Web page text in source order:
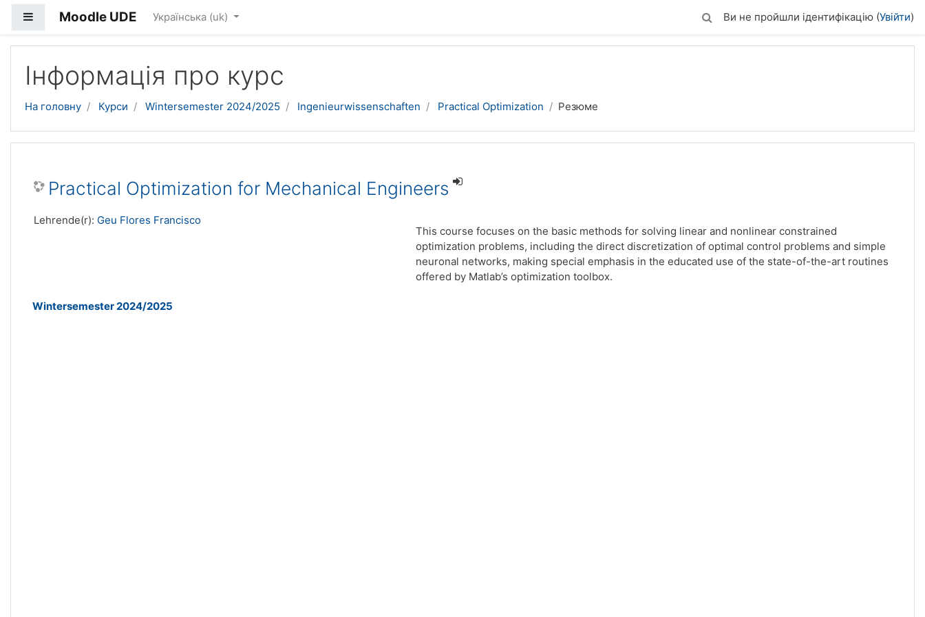
Бокова панель
Moodle UDE Українська ‎(uk)‎ Ви не пройшли ідентифікацію (Увійти)
Інформація про курс
На головну Курси Wintersemester 2024/2025 Ingenieurwissenschaften Practical Optimization Резюме
Practical Optimization for Mechanical Engineers
This course focuses on the basic methods for solving linear and nonlinear constrained
optimization problems, including the direct discretization of optimal control problems and simple
neuronal networks, making special emphasis in the educated use of the state-of-the-art routines
offered by Matlab’s optimization toolbox.
Lehrende(r): Geu Flores Francisco
Wintersemester 2024/2025